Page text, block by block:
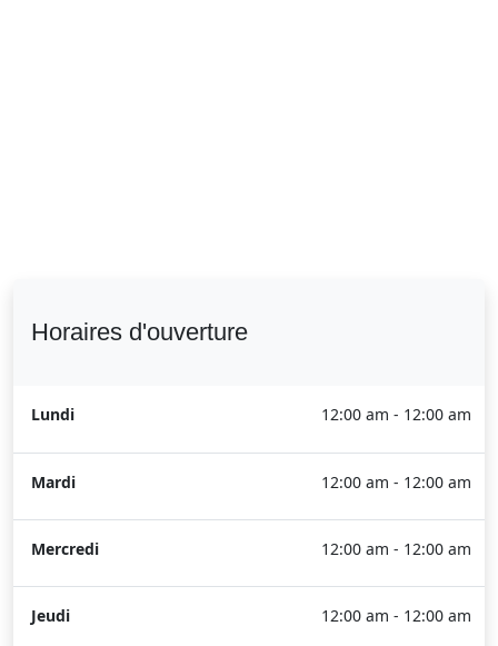
Horaires d'ouverture
Lundi 12:00 am - 12:00 am
Mardi 12:00 am - 12:00 am
Mercredi 12:00 am - 12:00 am
Jeudi 12:00 am - 12:00 am